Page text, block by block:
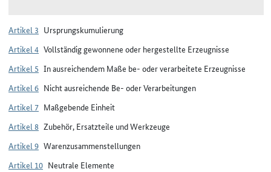
Artikel 3 Ursprungskumulierung
Artikel 4 Vollständig gewonnene oder hergestellte Erzeugnisse
Artikel 5 In ausreichendem Maße be- oder verarbeitete Erzeugnisse
Artikel 6 Nicht ausreichende Be- oder Verarbeitungen
Artikel 7 Maßgebende Einheit
Artikel 8 Zubehör, Ersatzteile und Werkzeuge
Artikel 9 Warenzusammenstellungen
Artikel 10 Neutrale Elemente